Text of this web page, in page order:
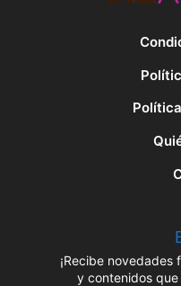
¡Recibe novedades
y contenidos